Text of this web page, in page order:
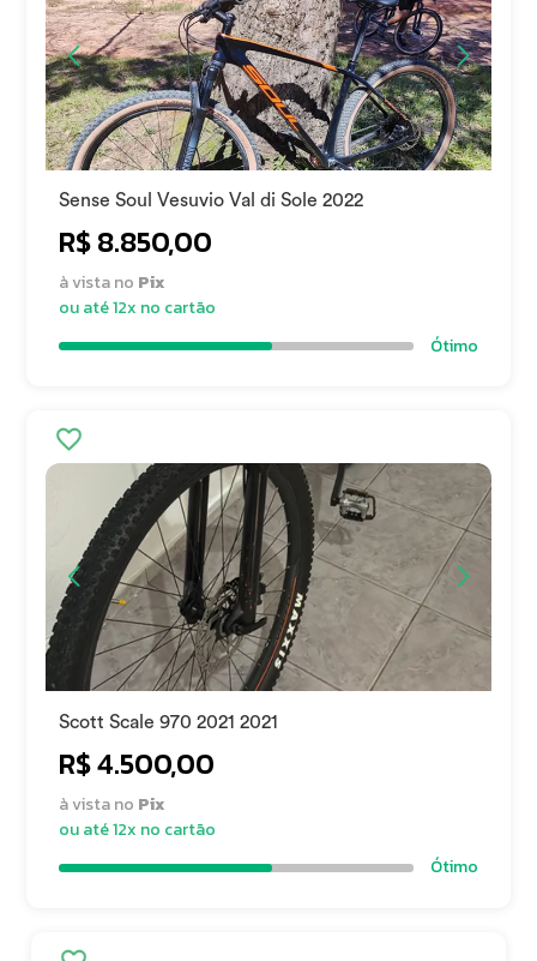
Sense Soul Vesuvio Val di Sole 2022
R$ 8.850,00
à vista no Pix
ou até 12x no cartão
Ótimo
Scott Scale 970 2021 2021
R$ 4.500,00
à vista no Pix
ou até 12x no cartão
Ótimo